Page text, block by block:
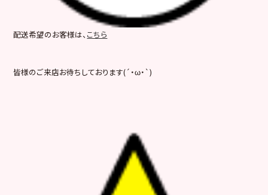
配送希望のお客様は、 こちら
皆様のご来店お待ちしております(´・ω・`)